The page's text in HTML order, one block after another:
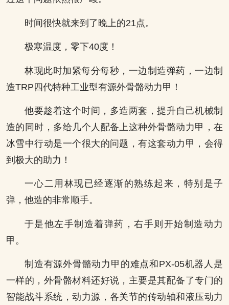
时间很快就来到了晚上的21点。
极寒温度，零下40度！
林现此时加紧每分每秒，一边制造弹药，一边制
造TRP四代特种工业型有源外骨骼动力甲！
他要趁着这个时间，多造两套，提升自己机械制
造的同时，多给几个人配备上这种外骨骼动力甲，在
冰雪中行动是一个很大的问题，有这套动力甲，会得
到极大的助力！
一心二用林现已经逐渐的熟练起来，特别是子
弹，他造的非常顺手。
于是他左手制造着弹药，右手则开始制造动力
甲。
制造有源外骨骼动力甲的难点和PX-05机器人是
一样的，外骨骼材料还好说，主要是其配备了专门的
智能战斗系统，动力源，各关节的传动轴和液压动力